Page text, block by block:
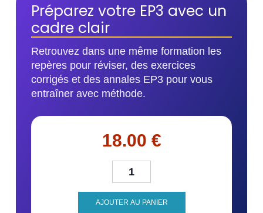
Préparez votre EP3 avec un
cadre clair
Retrouvez dans une même formation les
repères pour réviser, des exercices
corrigés et des annales EP3 pour vous
entraîner avec méthode.
18.00 €
quantité de Formation EP3
AJOUTER AU PANIER